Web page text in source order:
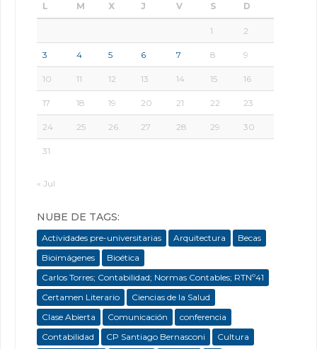
L M X J V S D
1 2
3 4 5 6 7 8 9
10 11 12 13 14 15 16
17 18 19 20 21 22 23
24 25 26 27 28 29 30
31
« Jul
NUBE DE TAGS:
Actividades pre-universitarias Arquitectura
Becas
Bioimágenes
Bioética
Carlos Torres; Contabilidad; Normas Contables; RTNº41
Certamen Literario
Ciencias de la Salud
Clase Abierta
Comunicación
conferencia
Contabilidad
CP Santiago Bernasconi
Cultura